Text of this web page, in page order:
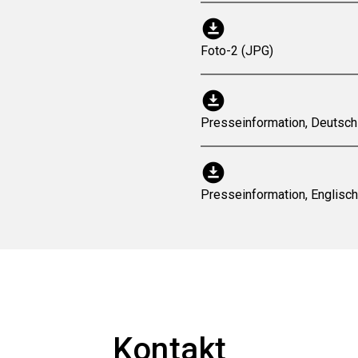
download_for_offline
Foto-2 (JPG)
download_for_offline
Presseinformation,
download_for_offline
Presseinformation,
Kontakt